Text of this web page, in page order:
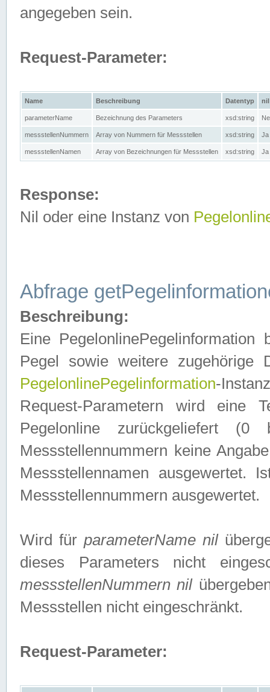
angegeben sein.
Request-Parameter:
Name Beschreibung Datentyp nil
parameterName Bezeichnung des Parameters xsd:string
messstellenNummern Array von Nummern für Messstellen xsd:string Ja
messstellenNamen Array von Bezeichnungen für Messstellen xsd:string Ja
Response:
Nil oder eine Instanz von
Abfrage
Beschreibung:
Eine
Pegel sowie weitere zugehörige
PegelonlinePegelinformation-
Request-Parametern wird eine
Pegelonline zurückgeliefert
Messstellennummern keine
Messstellennamen ausgewertet.
Messstellennummern ausgewertet.
Wird fürparameterName nil
dieses Parameters nicht
messstellenNummern nil
Messstellen nicht eingeschränkt.
Request-Parameter: